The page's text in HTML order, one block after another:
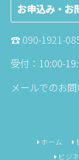
お申込み・お
☎︎ 090-1921-
受付：10:00-
メールでのお
ホーム
ビジ